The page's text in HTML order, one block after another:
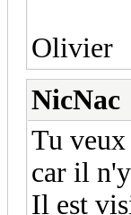
Olivier
NicNac
Tu veux
car il
Il est